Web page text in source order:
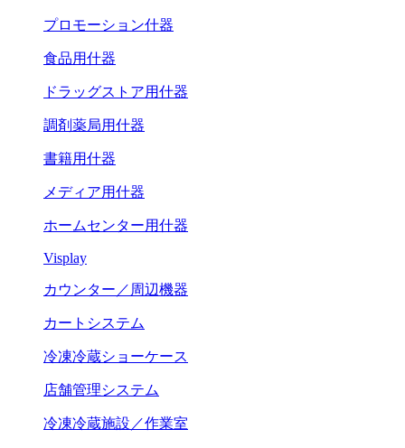
プロモーション什器
食品用什器
ドラッグストア用什器
調剤薬局用什器
書籍用什器
メディア用什器
ホームセンター用什器
Visplay
カウンター／周辺機器
カートシステム
冷凍冷蔵ショーケース
店舗管理システム
冷凍冷蔵施設／作業室